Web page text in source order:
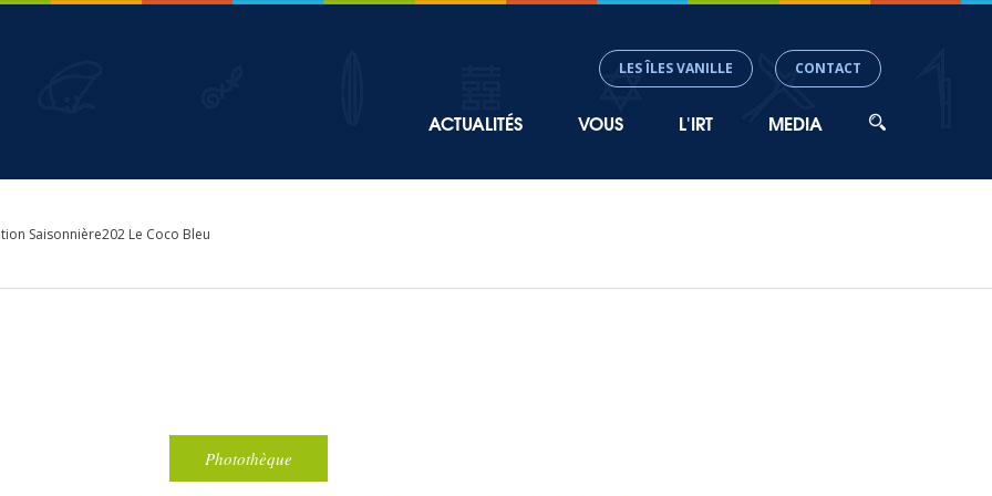
navigation
ACTUALITÉS VOUS L'IRT MEDIA
LES ÎLES VANILLE CONTACT
Saisonnière202 Le Coco Bleu
Photothèque